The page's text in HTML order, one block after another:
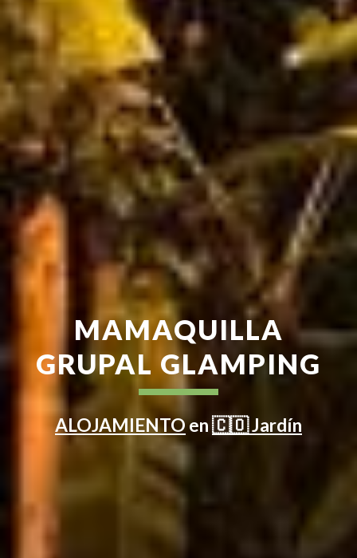
MAMAQUILLA
GRUPAL GLAMPING
ALOJAMIENTOen🇨🇴 Jardín